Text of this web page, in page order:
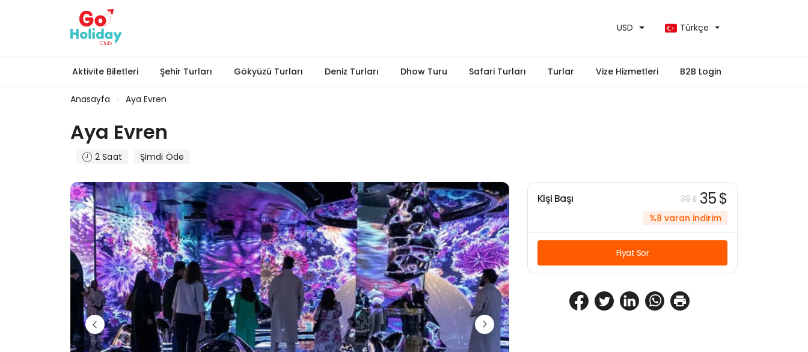
USD Türkçe
Aktivite Biletleri Şehir Turları Gökyüzü Turları Deniz Turları Dhow Turu Safari Turları Turlar Vize Hizmetleri B2B Login
Anasayfa Aya Evren
Aya Evren
2 Saat Şimdi Öde
Kişi Başı 38 $ 35 $
%8 varan indirim
Fiyat Sor